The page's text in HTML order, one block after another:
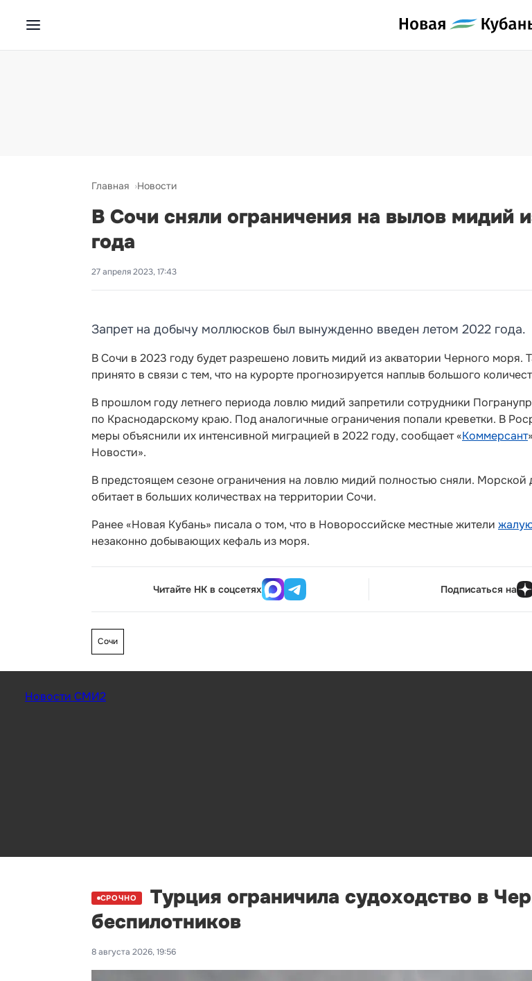
Главная Новости
В Сочи сняли ограничения на вылов мидий
года
27 апреля 2023, 17:43
Запрет на добычу моллюсков был вынужденно введен летом 2022 года.
В Сочи в 2023 году будет разрешено ловить мидий из акватории Черного моря.
принято в связи с тем, что на курорте прогнозируется наплыв большого
В прошлом году летнего периода ловлю мидий запретили сотрудники
по Краснодарскому краю. Под аналогичные ограничения попали креветки. В
меры объяснили их интенсивной миграцией в 2022 году, сообщает «Коммерсант
Новости».
В предстоящем сезоне ограничения на ловлю мидий полностью сняли. Морской
обитает в больших количествах на территории Сочи.
Ранее «Новая Кубань» писала о том, что в Новороссийске местные жители
незаконно добывающих кефаль из моря.
Читайте НК в соцсетях Подписаться на
Сочи
Новости СМИ2
СРОЧНО
Турция ограничила судоходство в
беспилотников
8 августа 2026, 19:56